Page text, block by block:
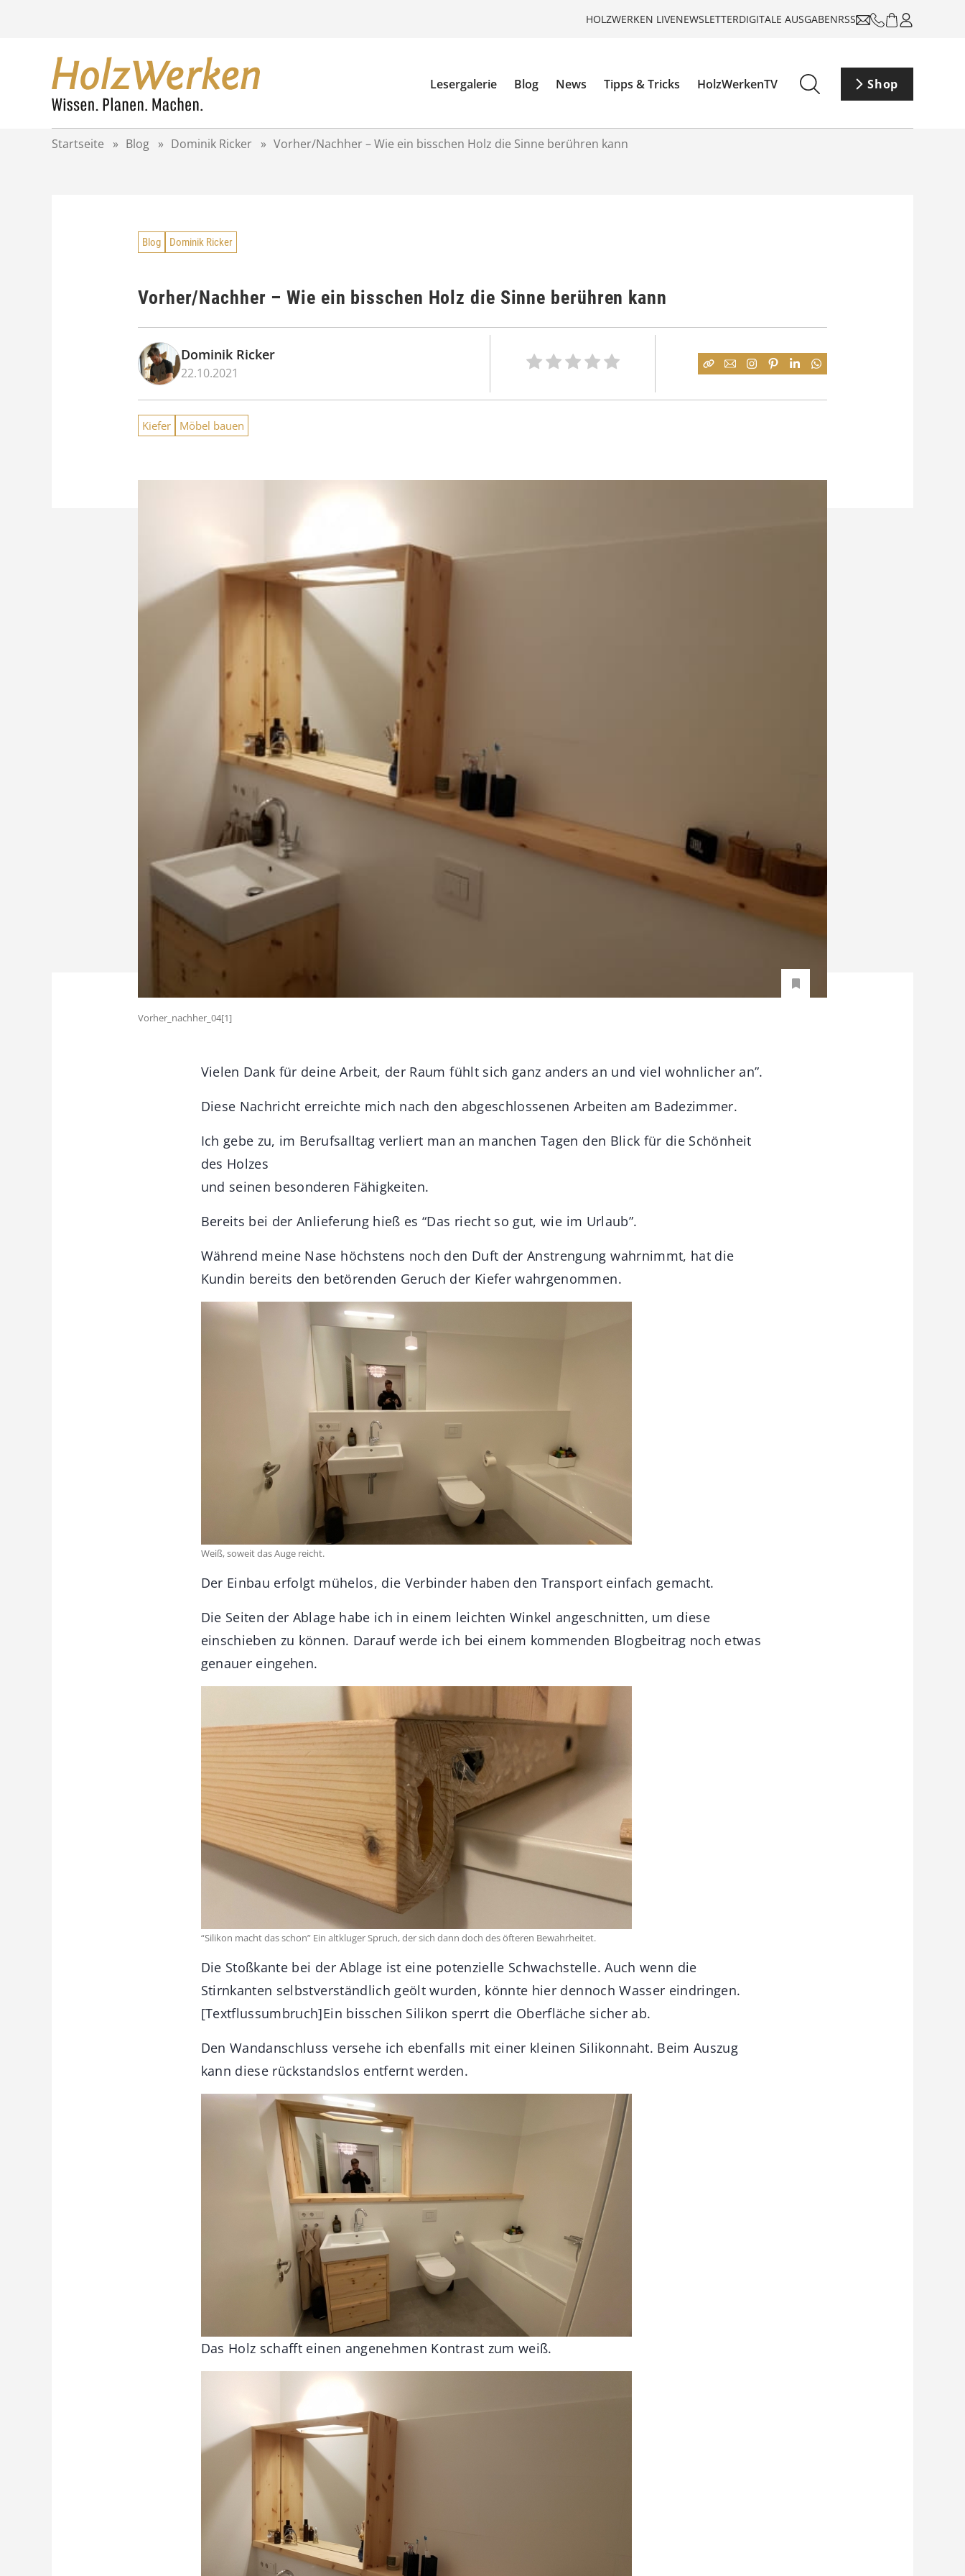
HOLZWERKEN LIVENEWSLETTERDIGITALE AUSGABENRSS
Lesergalerie Blog News Tipps & Tricks HolzWerkenTV Shop
Startseite » Blog » Dominik Ricker » Vorher/Nachher – Wie ein bisschen Holz die Sinne berühren kann
Blog Dominik Ricker
Vorher/Nachher – Wie ein bisschen Holz die Sinne berühren kann
Dominik Ricker
22.10.2021
Kiefer Möbel bauen
Vorher_nachher_04[1]
Vielen Dank für deine Arbeit, der Raum fühlt sich ganz anders an und viel wohnlicher an”.
Diese Nachricht erreichte mich nach den abgeschlossenen Arbeiten am Badezimmer.
Ich gebe zu, im Berufsalltag verliert man an manchen Tagen den Blick für die Schönheit
des Holzes
und seinen besonderen Fähigkeiten.
Bereits bei der Anlieferung hieß es “Das riecht so gut, wie im Urlaub”.
Während meine Nase höchstens noch den Duft der Anstrengung wahrnimmt, hat die
Kundin bereits den betörenden Geruch der Kiefer wahrgenommen.
Weiß, soweit das Auge reicht.
Der Einbau erfolgt mühelos, die Verbinder haben den Transport einfach gemacht.
Die Seiten der Ablage habe ich in einem leichten Winkel angeschnitten, um diese
einschieben zu können. Darauf werde ich bei einem kommenden Blogbeitrag noch etwas
genauer eingehen.
“Silikon macht das schon” Ein altkluger Spruch, der sich dann doch des öfteren Bewahrheitet.
Die Stoßkante bei der Ablage ist eine potenzielle Schwachstelle. Auch wenn die
Stirnkanten selbstverständlich geölt wurden, könnte hier dennoch Wasser eindringen.
[Textflussumbruch]Ein bisschen Silikon sperrt die Oberfläche sicher ab.
Den Wandanschluss versehe ich ebenfalls mit einer kleinen Silikonnaht. Beim Auszug
kann diese rückstandslos entfernt werden.
Das Holz schafft einen angenehmen Kontrast zum weiß.